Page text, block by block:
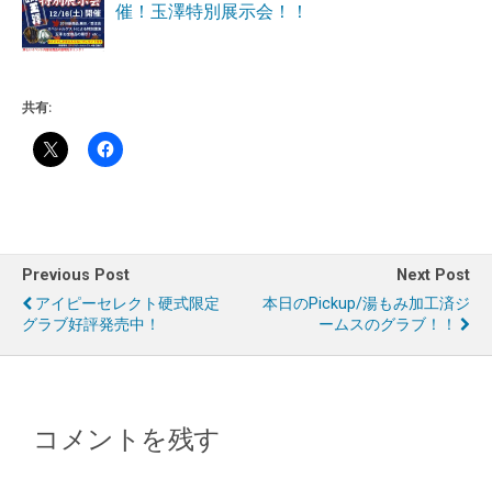
催！玉澤特別展示会！！
共有:
Previous Post
アイピーセレクト硬式限定
グラブ好評発売中！
Next Post
本日のPickup/湯もみ加工済ジ
ームスのグラブ！！
コメントを残す